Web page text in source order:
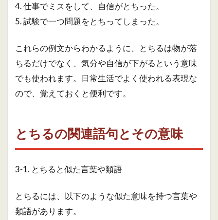
4. 仕事でミスをして、自信がとちった。
5. 試験で一つ問題をとちってしまった。
これらの例文からわかるように、とちるは物が落
ちるだけでなく、気分や自信が下がるという意味
でも使われます。日常生活でよく使われる表現な
ので、覚えておくと便利です。
とちるの関連語句とその意味
3-1. とちると似た言葉や類語
とちるには、以下のような似た意味を持つ言葉や
類語があります。